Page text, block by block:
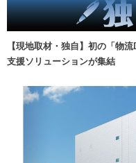
【現地取材・独自】初の「物
支援ソリューションが集結